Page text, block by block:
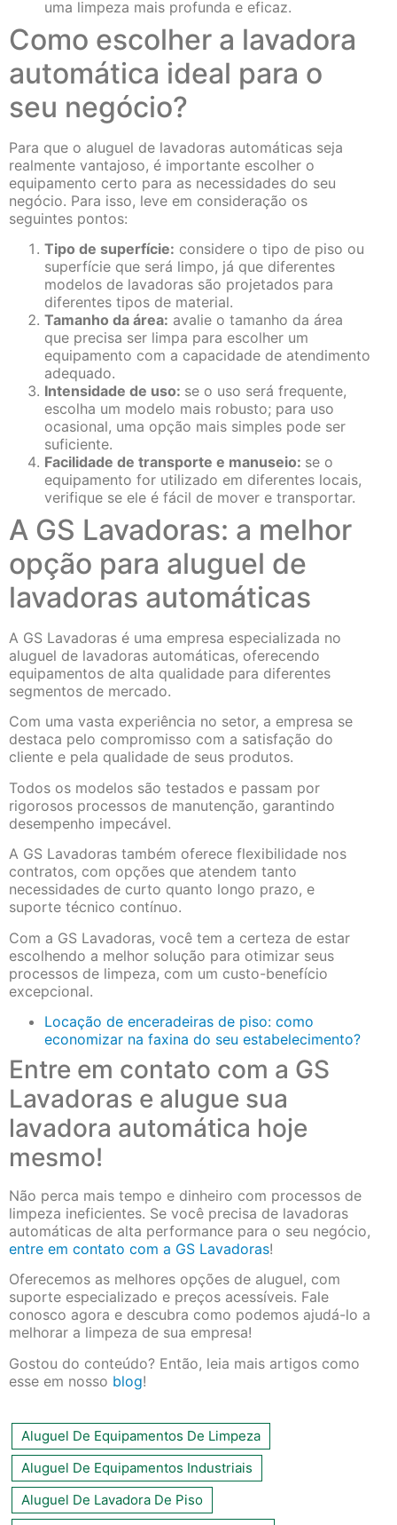
uma limpeza mais profunda e eficaz.
Como escolher a lavadora
automática ideal para o
seu negócio?
Para que o aluguel de lavadoras automáticas seja
realmente vantajoso, é importante escolher o
equipamento certo para as necessidades do seu
negócio. Para isso, leve em consideração os
seguintes pontos:
Tipo de superfície: considere o tipo de piso ou
superfície que será limpo, já que diferentes
modelos de lavadoras são projetados para
diferentes tipos de material.
Tamanho da área: avalie o tamanho da área
que precisa ser limpa para escolher um
equipamento com a capacidade de atendimento
adequado.
Intensidade de uso: se o uso será frequente,
escolha um modelo mais robusto; para uso
ocasional, uma opção mais simples pode ser
suficiente.
Facilidade de transporte e manuseio: se o
equipamento for utilizado em diferentes locais,
verifique se ele é fácil de mover e transportar.
A GS Lavadoras: a melhor
opção para aluguel de
lavadoras automáticas
A GS Lavadoras é uma empresa especializada no
aluguel de lavadoras automáticas, oferecendo
equipamentos de alta qualidade para diferentes
segmentos de mercado.
Com uma vasta experiência no setor, a empresa se
destaca pelo compromisso com a satisfação do
cliente e pela qualidade de seus produtos.
Todos os modelos são testados e passam por
rigorosos processos de manutenção, garantindo
desempenho impecável.
A GS Lavadoras também oferece flexibilidade nos
contratos, com opções que atendem tanto
necessidades de curto quanto longo prazo, e
suporte técnico contínuo.
Com a GS Lavadoras, você tem a certeza de estar
escolhendo a melhor solução para otimizar seus
processos de limpeza, com um custo-benefício
excepcional.
Locação de enceradeiras de piso: como
economizar na faxina do seu estabelecimento?
Entre em contato com a GS
Lavadoras e alugue sua
lavadora automática hoje
mesmo!
Não perca mais tempo e dinheiro com processos de
limpeza ineficientes. Se você precisa de lavadoras
automáticas de alta performance para o seu negócio,
entre em contato com a GS Lavadoras!
Oferecemos as melhores opções de aluguel, com
suporte especializado e preços acessíveis. Fale
conosco agora e descubra como podemos ajudá-lo a
melhorar a limpeza de sua empresa!
Gostou do conteúdo? Então, leia mais artigos como
esse em nosso blog!
Aluguel De Equipamentos De Limpeza
Aluguel De Equipamentos Industriais
Aluguel De Lavadora De Piso